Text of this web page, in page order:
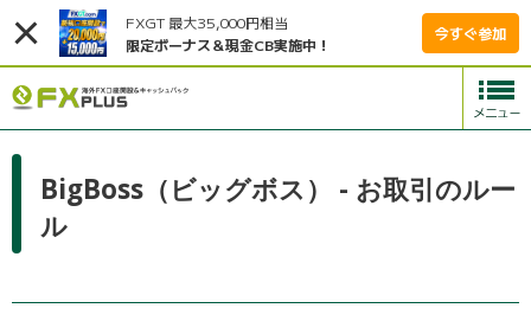
FXGT 最大35,000円相当
限定ボーナス＆現金CB実施中！
今すぐ参加
BigBoss（ビッグボス） - お取引のルー
ル